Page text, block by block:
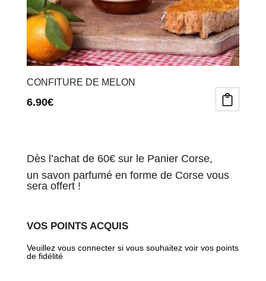
CONFITURE DE MELON
6.90€
Dès l’achat de 60€ sur le Panier Corse,
un savon parfumé en forme de Corse vous
sera offert !
VOS POINTS ACQUIS
Veuillez vous connecter si vous souhaitez voir vos points
de fidélité